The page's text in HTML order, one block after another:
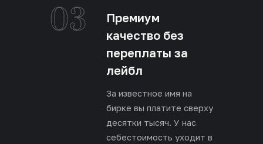
03
Премиум
качество без
переплаты за
лейбл
За известное имя на
бирке вы платите сверху
десятки тысяч. У нас
себестоимость уходит в